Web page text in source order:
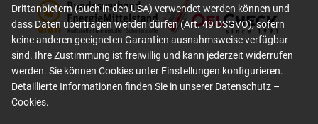
Drittanbietern (auch in den USA) verwendet werden können und
dass Daten übertragen werden dürfen (Art. 49 DSGVO), sofern
keine anderen geeigneten Garantien ausnahmsweise verfügbar
sind. Ihre Zustimmung ist freiwillig und kann jederzeit widerrufen
werden. Sie können Cookies unter Einstellungen konfigurieren.
Detaillierte Informationen finden Sie in unserer Datenschutz –
Cookies.